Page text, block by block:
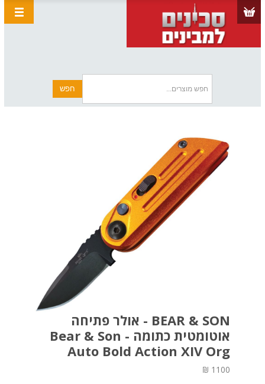
BEAR & SON - אולר פתיחה
אוטומטית כתומה - Bear & Son
Auto Bold Action XIV Org
1100 ₪